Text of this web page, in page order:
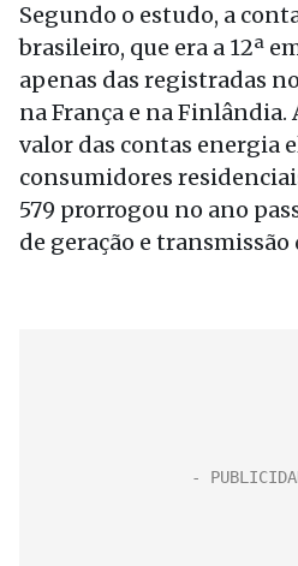
Segundo o estudo, a
brasileiro, que era a 12ª
apenas das registradas
na França e na Finlândia.
valor das contas energia
consumidores
579 prorrogou no ano
de geração e